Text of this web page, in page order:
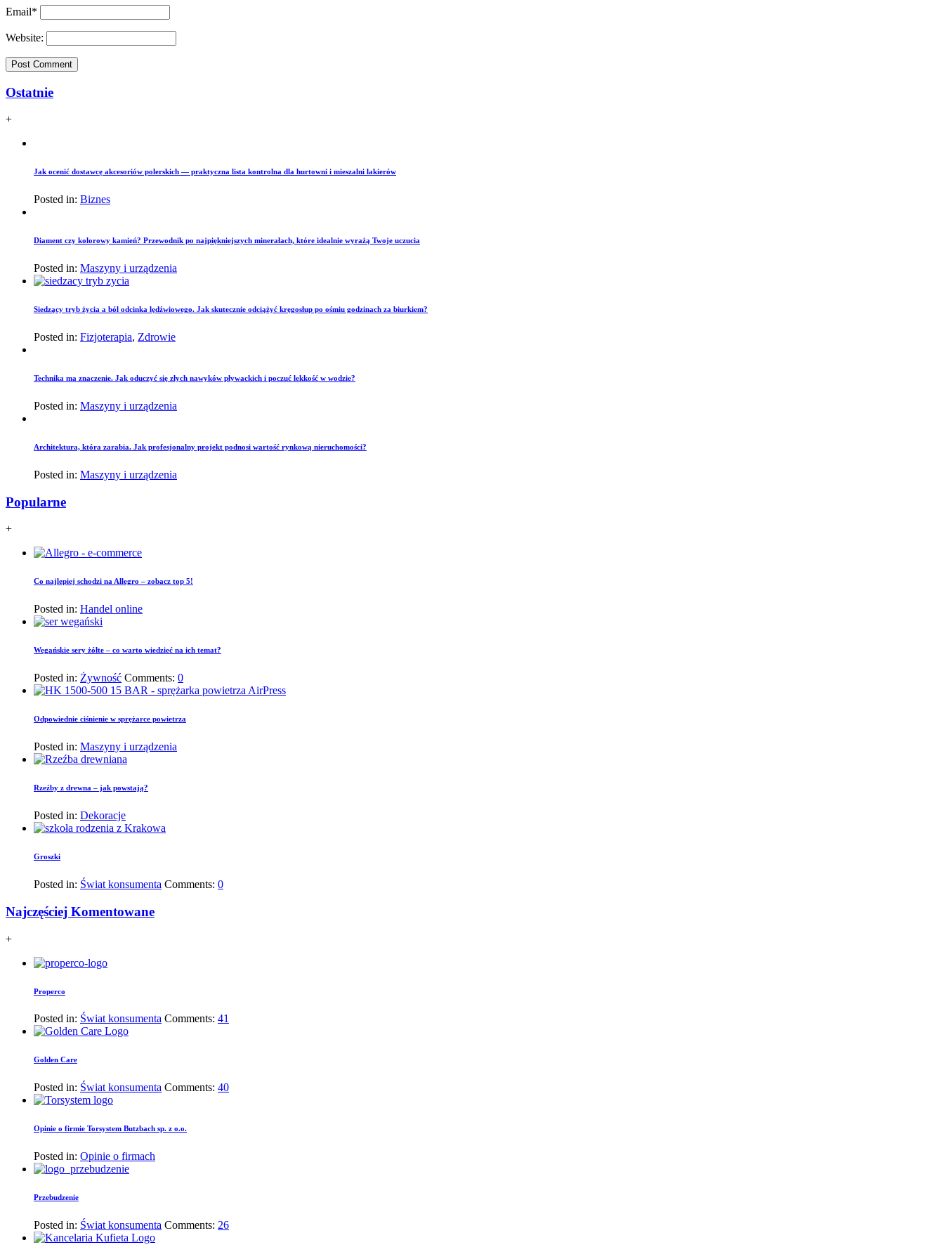
Email*
Website:
Ostatnie
+
Jak ocenić dostawcę akcesoriów polerskich — praktyczna lista kontrolna dla hurtowni i mieszalni lakierów
Posted in: Biznes
Diament czy kolorowy kamień? Przewodnik po najpiękniejszych minerałach, które idealnie wyrażą Twoje uczucia
Posted in: Maszyny i urządzenia
Siedzący tryb życia a ból odcinka lędźwiowego. Jak skutecznie odciążyć kręgosłup po ośmiu godzinach za biurkiem?
Posted in: Fizjoterapia, Zdrowie
Technika ma znaczenie. Jak oduczyć się złych nawyków pływackich i poczuć lekkość w wodzie?
Posted in: Maszyny i urządzenia
Architektura, która zarabia. Jak profesjonalny projekt podnosi wartość rynkową nieruchomości?
Posted in: Maszyny i urządzenia
Popularne
+
Co najlepiej schodzi na Allegro – zobacz top 5!
Posted in: Handel online
Wegańskie sery żółte – co warto wiedzieć na ich temat?
Posted in: Żywność Comments: 0
Odpowiednie ciśnienie w sprężarce powietrza
Posted in: Maszyny i urządzenia
Rzeźby z drewna – jak powstają?
Posted in: Dekoracje
Groszki
Posted in: Świat konsumenta Comments: 0
Najczęściej Komentowane
+
Properco
Posted in: Świat konsumenta Comments: 41
Golden Care
Posted in: Świat konsumenta Comments: 40
Opinie o firmie Torsystem Butzbach sp. z o.o.
Posted in: Opinie o firmach
Przebudzenie
Posted in: Świat konsumenta Comments: 26